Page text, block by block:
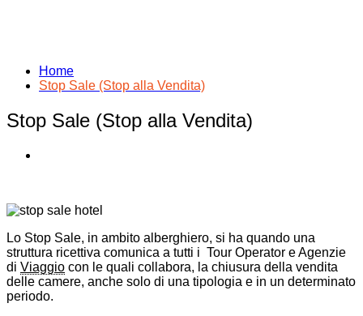
Home
Stop Sale (Stop alla Vendita)
Stop Sale (Stop alla Vendita)
Lo Stop Sale, in ambito alberghiero, si ha quando una
struttura ricettiva comunica a tutti i Tour Operator e Agenzie
di Viaggio con le quali collabora, la chiusura della vendita
delle camere, anche solo di una tipologia e in un determinato
periodo.